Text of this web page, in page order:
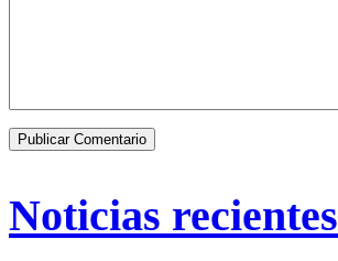
Noticias recientes